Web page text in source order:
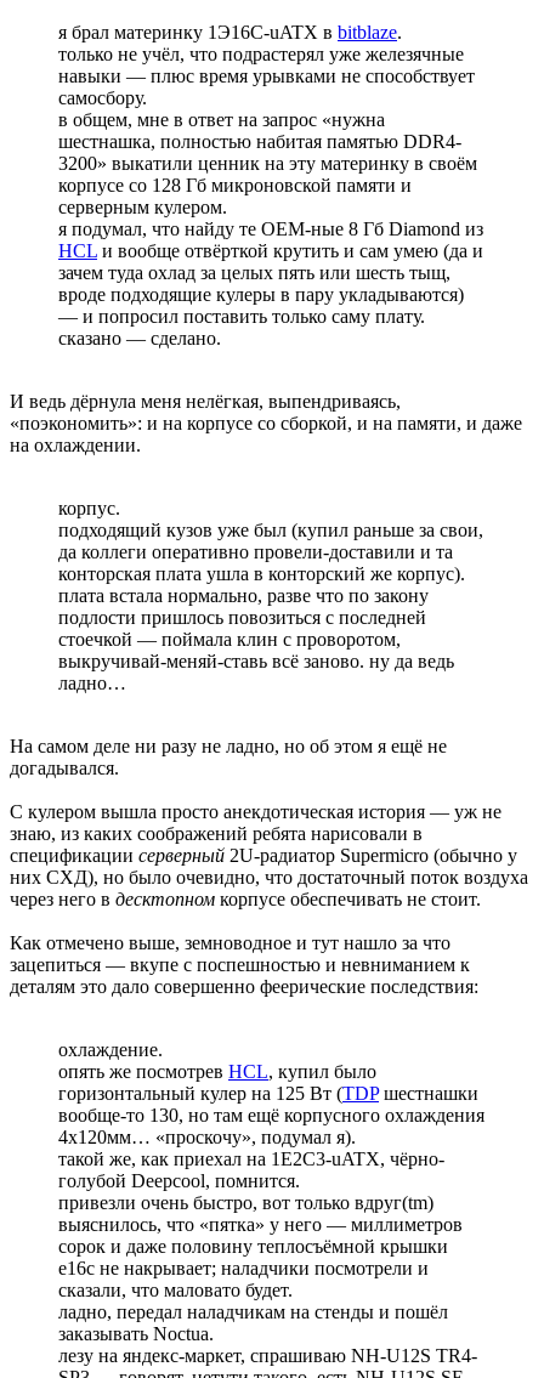
я брал материнку 1Э16С-uATX в bitblaze.
только не учёл, что подрастерял уже железячные
навыки — плюс время урывками не способствует
самосбору.
в общем, мне в ответ на запрос «нужна
шестнашка, полностью набитая памятью DDR4-
3200» выкатили ценник на эту материнку в своём
корпусе со 128 Гб микроновской памяти и
серверным кулером.
я подумал, что найду те OEM-ные 8 Гб Diamond из
HCL и вообще отвёрткой крутить и сам умею (да и
зачем туда охлад за целых пять или шесть тыщ,
вроде подходящие кулеры в пару укладываются)
— и попросил поставить только саму плату.
сказано — сделано.
И ведь дёрнула меня нелёгкая, выпендриваясь,
«поэкономить»: и на корпусе со сборкой, и на памяти, и даже
на охлаждении.
корпус.
подходящий кузов уже был (купил раньше за свои,
да коллеги оперативно провели-доставили и та
конторская плата ушла в конторский же корпус).
плата встала нормально, разве что по закону
подлости пришлось повозиться с последней
стоечкой — поймала клин с проворотом,
выкручивай-меняй-ставь всё заново. ну да ведь
ладно…
На самом деле ни разу не ладно, но об этом я ещё не
догадывался.
С кулером вышла просто анекдотическая история — уж не
знаю, из каких соображений ребята нарисовали в
спецификации серверный 2U-радиатор Supermicro (обычно у
них СХД), но было очевидно, что достаточный поток воздуха
через него в десктопном корпусе обеспечивать не стоит.
Как отмечено выше, земноводное и тут нашло за что
зацепиться — вкупе с поспешностью и невниманием к
деталям это дало совершенно феерические последствия:
охлаждение.
опять же посмотрев HCL, купил было
горизонтальный кулер на 125 Вт (TDPшестнашки
вообще-то 130, но там ещё корпусного охлаждения
4x120мм… «проскочу», подумал я).
такой же, как приехал на 1E2C3-uATX, чёрно-
голубой Deepcool, помнится.
привезли очень быстро, вот только вдруг(tm)
выяснилось, что «пятка» у него — миллиметров
сорок и даже половину теплосъёмной крышки
e16c не накрывает; наладчики посмотрели и
сказали, что маловато будет.
ладно, передал наладчикам на стенды и пошёл
заказывать Noctua.
лезу на яндекс-маркет, спрашиваю NH-U12S TR4-